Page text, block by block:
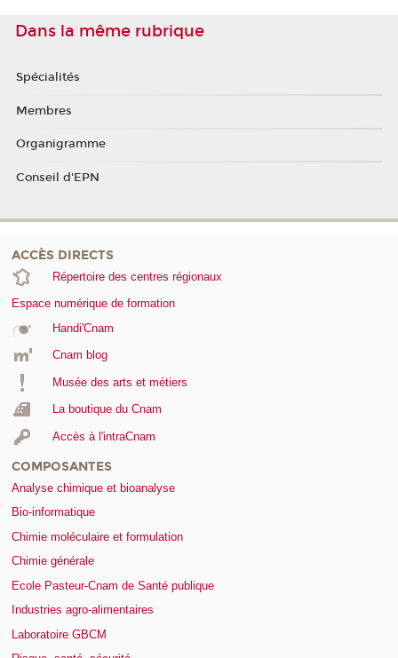
Dans la même rubrique
Spécialités
Membres
Organigramme
Conseil d'EPN
ACCÈS DIRECTS
Répertoire des centres régionaux
Espace numérique de formation
Handi'Cnam
Cnam blog
Musée des arts et métiers
La boutique du Cnam
Accès à l'intraCnam
COMPOSANTES
Analyse chimique et bioanalyse
Bio-informatique
Chimie moléculaire et formulation
Chimie générale
Ecole Pasteur-Cnam de Santé publique
Industries agro-alimentaires
Laboratoire GBCM